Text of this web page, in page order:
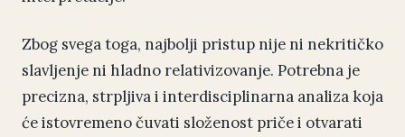
Zbog svega toga, najbolji pristup nije ni nekritičko
slavljenje ni hladno relativizovanje. Potrebna je
precizna, strpljiva i interdisciplinarna analiza koja
će istovremeno čuvati složenost priče i otvarati